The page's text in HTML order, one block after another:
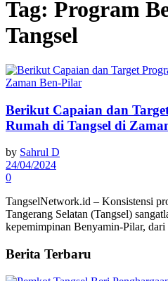
Tag: Program
Tangsel
Berikut Capaian dan
Rumah di Tangsel di
by Sahrul D
24/04/2024
0
TangselNetwork.id – Konsistensi
Tangerang Selatan (Tangsel)
kepemimpinan Benyamin-Pilar, dari
Berita Terbaru